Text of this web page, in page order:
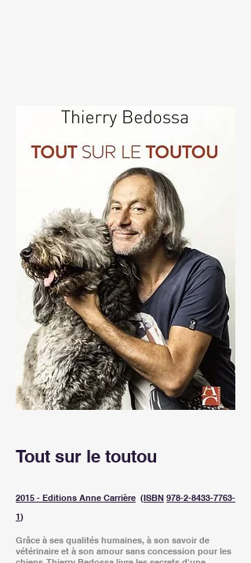
Tout sur le toutou
2015 - Editions Anne Carrière (ISBN 978-2-8433-7763-
1)
Grâce à ses qualités humaines, à son savoir de
vétérinaire et à son amour sans concession pour les